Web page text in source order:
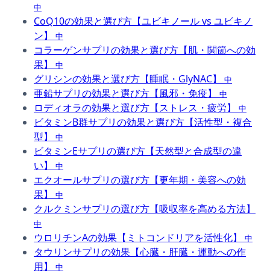
中
CoQ10の効果と選び方【ユビキノール vs ユビキノ
ン】
中
コラーゲンサプリの効果と選び方【肌・関節への効
果】
中
グリシンの効果と選び方【睡眠・GlyNAC】 中
亜鉛サプリの効果と選び方【風邪・免疫】 中
ロディオラの効果と選び方【ストレス・疲労】 中
ビタミンB群サプリの効果と選び方【活性型・複合
型】
中
ビタミンEサプリの選び方【天然型と合成型の違
い】
中
エクオールサプリの選び方【更年期・美容への効
果】
中
クルクミンサプリの選び方【吸収率を高める方法】
中
ウロリチンAの効果【ミトコンドリアを活性化】 中
タウリンサプリの効果【心臓・肝臓・運動への作
用】
中